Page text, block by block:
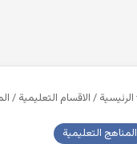
الرئيسية / الاقسام التعليمية /
المناهج التعليمية